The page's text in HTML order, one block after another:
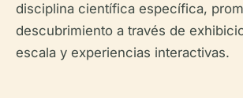
disciplina científica específica,
descubrimiento a través de
escala y experiencias interactivas.